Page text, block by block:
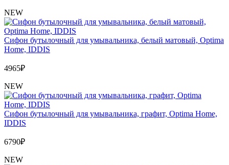
NEW
Сифон бутылочный для умывальника, белый матовый, Optima
Home, IDDIS
4965₽
NEW
Сифон бутылочный для умывальника, графит, Optima Home,
IDDIS
6790₽
NEW